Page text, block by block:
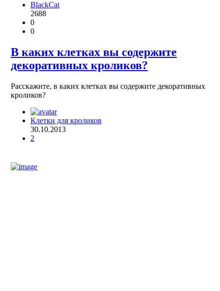
BlackCat
2688
0
0
В каких клетках вы содержите
декоративных кроликов?
Расскажите, в каких клетках вы содержите декоративных
кроликов?
Клетки для кроликов
30.10.2013
2